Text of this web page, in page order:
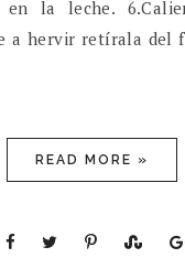
en la leche.
a hervir retírala del
READ MORE »